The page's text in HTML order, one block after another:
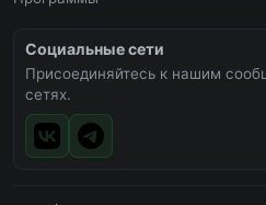
Социальные сети
Присоединяйтесь к нашим
сетях.